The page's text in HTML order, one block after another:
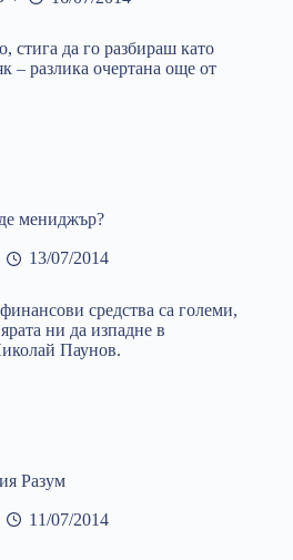
стига да го разбираш като
– разлика очертана още от
мениджър?
13/07/2014
средства са големи,
ни да изпадне в
Паунов.
Разум
11/07/2014